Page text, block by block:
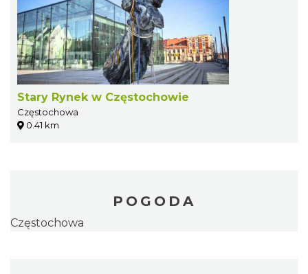
Stary Rynek w Częstochowie
Częstochowa
0.41 km
POGODA
Częstochowa